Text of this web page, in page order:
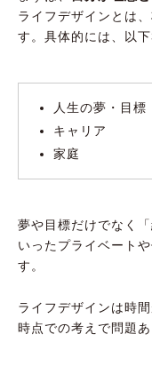
ライフデザインとは
す。具体的には、以
人生の夢・目標
キャリア
家庭
夢や目標だけでなく
いったプライベート
す。
ライフデザインは時
時点での考えで問題あ